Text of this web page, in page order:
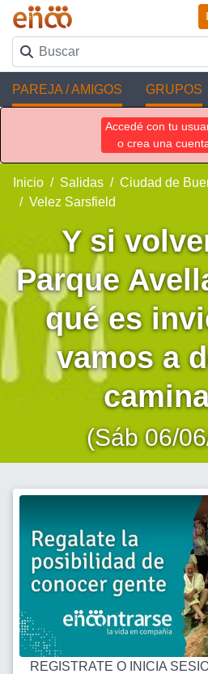
PAREJA / AMIGOS GRUPOS
Accedé con tu
o crea una
Inicio Salidas
Ciudad de
Velez Sarsfield
Y si
Parque
qué es
vamos a
(Sáb 06/
REGISTRATE O INICIA